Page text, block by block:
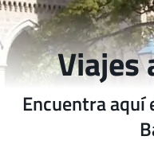
Viajes
Encuentra aquí